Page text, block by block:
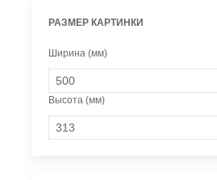
РАЗМЕР КАРТИНКИ
Ширина (мм)
Высота (мм)